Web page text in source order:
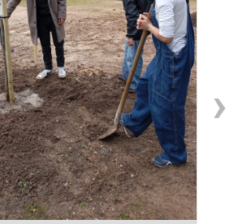
Verve
›